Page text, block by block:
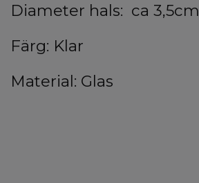
Diameter hals: ca 3,5cm
Färg: Klar
Material: Glas